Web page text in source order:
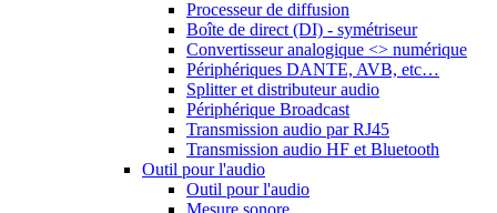
Processeur de diffusion
Boîte de direct (DI) - symétriseur
Convertisseur analogique <> numérique
Périphériques DANTE, AVB, etc…
Splitter et distributeur audio
Périphérique Broadcast
Transmission audio par RJ45
Transmission audio HF et Bluetooth
Outil pour l'audio
Outil pour l'audio
Mesure sonore